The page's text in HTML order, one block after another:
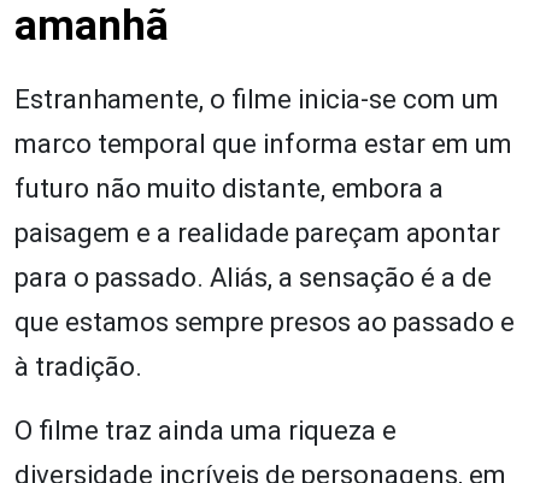
amanhã
Estranhamente, o filme inicia-se com um
marco temporal que informa estar em um
futuro não muito distante, embora a
paisagem e a realidade pareçam apontar
para o passado. Aliás, a sensação é a de
que estamos sempre presos ao passado e
à tradição.
O filme traz ainda uma riqueza e
diversidade incríveis de personagens, em